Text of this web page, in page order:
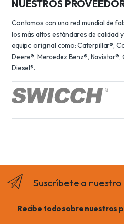
NUESTROS
Contamos con una red mundial de
los más altos estándares de calidad
equipo original como: Caterpillar®,
Deere®, Mercedez Benz®, Navistar®,
Diesel®.
Suscríbete a
Recibe todo sobre nuestros